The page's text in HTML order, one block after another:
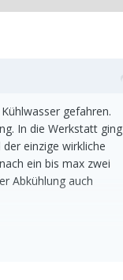
gefahren.
In die Werkstatt ging
einzige wirkliche
ein bis max zwei
Abkühlung auch